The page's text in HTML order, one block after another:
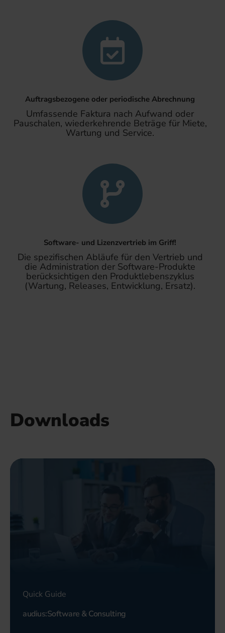
Auftragsbezogene oder periodische Abrechnung
Umfassende Faktura nach Aufwand oder
Pauschalen, wiederkehrende Beträge für Miete,
Wartung und Service.
Software- und Lizenzvertrieb im Griff!
Die spezifischen Abläufe für den Vertrieb und
die Administration der Software-Produkte
berücksichtigen den Produktlebenszyklus
(Wartung, Releases, Entwicklung, Ersatz).
Downloads
Quick Guide
audius:Software & Consulting